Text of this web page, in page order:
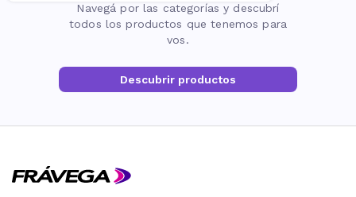
Navegá por las categorías y descubrí
todos los productos que tenemos para
vos.
Descubrir productos